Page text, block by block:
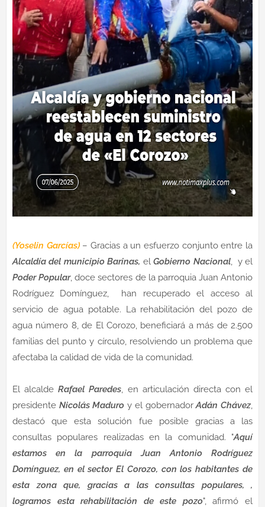
(Yoselin Garcías)– Gracias a un esfuerzo conjunto entre la
Alcaldía del municipio Barinas, elGobierno Nacional, y el
Poder Popular, doce sectores de la parroquia Juan Antonio
Rodríguez Domínguez, han recuperado el acceso al
servicio de agua potable. La rehabilitación del pozo de
agua número 8, de El Corozo, beneficiará a más de 2.500
familias del punto y círculo, resolviendo un problema que
afectaba la calidad de vida de la comunidad.
El alcaldeRafael Paredes, en articulación directa con el
presidente Nicolás Maduro y el gobernadorAdán Chávez,
destacó que esta solución fue posible gracias a las
consultas populares realizadas en la comunidad. "Aquí
estamos en la parroquia Juan Antonio Rodríguez
Domínguez, en el sector El Corozo, con los habitantes de
esta zona que, gracias a las consultas populares, ,
logramos esta rehabilitación de este pozo", afirmó el